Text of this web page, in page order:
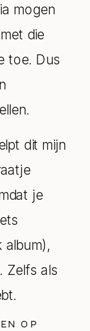
mogen
die
toe. Dus
dit mijn
je
album),
Zelfs als
OP